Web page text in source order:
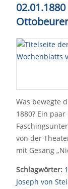
Was bewegte
1880? Ein
von der
mit Gesang
Schlagwörter:
Joseph von